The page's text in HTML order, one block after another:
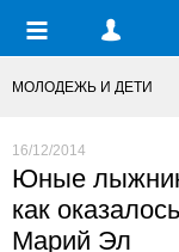
МОЛОДЕЖЬ И ДЕТИ
16/12/2014
Юные
как
Марий Эл